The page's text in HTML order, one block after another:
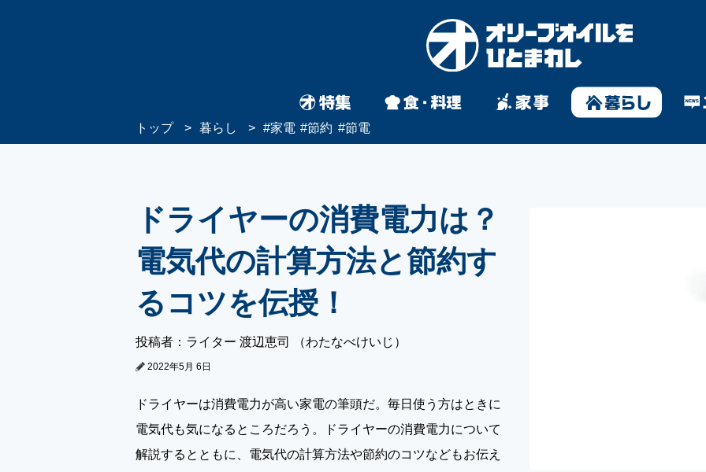
トップ 暮らし #家電 #節約 #節電
ドライヤーの消費電力は？
電気代の計算方法と節約す
るコツを伝授！
投稿者：ライター 渡辺恵司 （わたなべけいじ）
2022年5月 6日
ドライヤーは消費電力が高い家電の筆頭だ。毎日使う方はときに
電気代も気になるところだろう。ドライヤーの消費電力について
解説するとともに、電気代の計算方法や節約のコツなどもお伝え